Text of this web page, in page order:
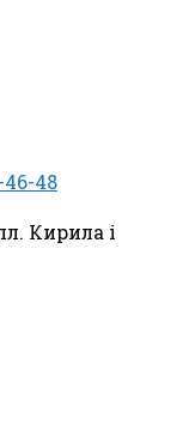
46-48
Кирила і